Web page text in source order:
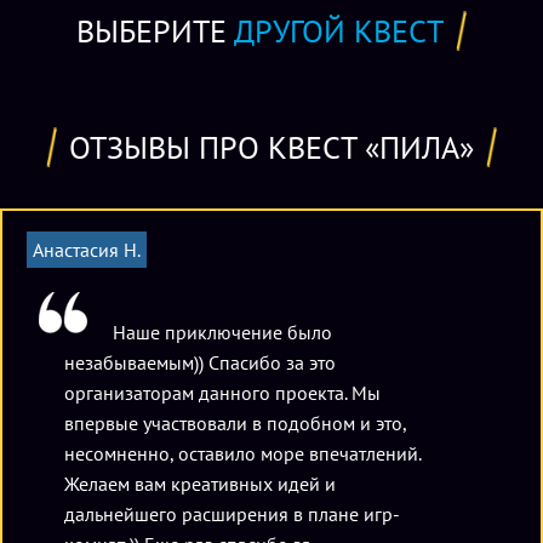
стоимость аренды - 2000 рублей час. В эту стоимость
входит: одноразовая скатерть, красивые праздничные
ложки, ножи. Максимально в комнате может разместиться
12 человек.
Также появилась услуга "Научное шоу" с жидким азотом -
6000 рублей.
В сетке расписания указана стоимость для команды от 2-х
до 4-и игроков.
Дополнительный участник - 750 р./чел.
ВЫБЕРИТЕ ДРУГОЙ КВЕСТ
ОТЗЫВЫ ПРО КВЕСТ «ПИЛА»
Анастасия Н.
Наше приключение было
незабываемым)) Спасибо за это
организаторам данного проекта. Мы
впервые участвовали в подобном и это,
несомненно, оставило море впечатлений.
Желаем вам креативных идей и
дальнейшего расширения в плане игр-